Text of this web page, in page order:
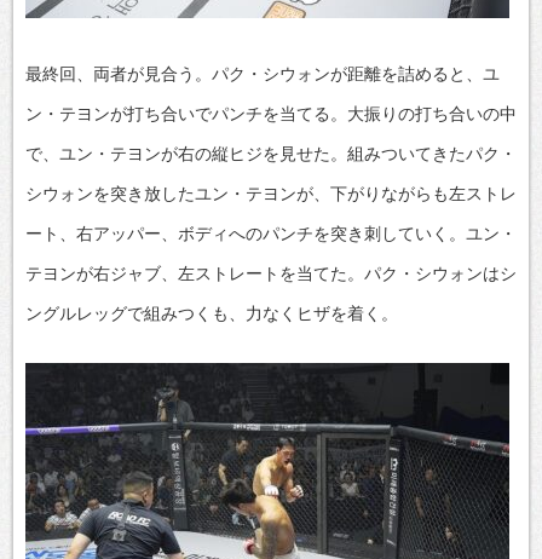
最終回、両者が見合う。パク・シウォンが距離を詰めると、ユ
ン・テヨンが打ち合いでパンチを当てる。大振りの打ち合いの中
で、ユン・テヨンが右の縦ヒジを見せた。組みついてきたパク・
シウォンを突き放したユン・テヨンが、下がりながらも左ストレ
ート、右アッパー、ボディへのパンチを突き刺していく。ユン・
テヨンが右ジャブ、左ストレートを当てた。パク・シウォンはシ
ングルレッグで組みつくも、力なくヒザを着く。